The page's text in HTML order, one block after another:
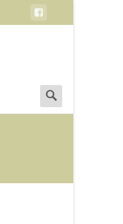
Search
for: